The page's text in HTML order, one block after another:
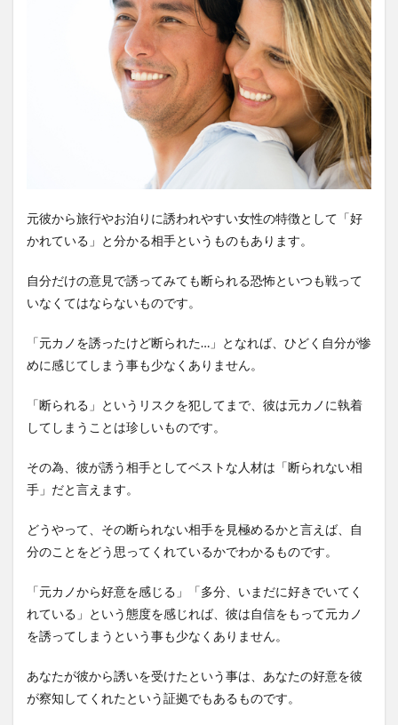
元彼から旅行やお泊りに誘われやすい女性の特徴として「好
かれている」と分かる相手というものもあります。
自分だけの意見で誘ってみても断られる恐怖といつも戦って
いなくてはならないものです。
「元カノを誘ったけど断られた…」となれば、ひどく自分が惨
めに感じてしまう事も少なくありません。
「断られる」というリスクを犯してまで、彼は元カノに執着
してしまうことは珍しいものです。
その為、彼が誘う相手としてベストな人材は「断られない相
手」だと言えます。
どうやって、その断られない相手を見極めるかと言えば、自
分のことをどう思ってくれているかでわかるものです。
「元カノから好意を感じる」「多分、いまだに好きでいてく
れている」という態度を感じれば、彼は自信をもって元カノ
を誘ってしまうという事も少なくありません。
あなたが彼から誘いを受けたという事は、あなたの好意を彼
が察知してくれたという証拠でもあるものです。